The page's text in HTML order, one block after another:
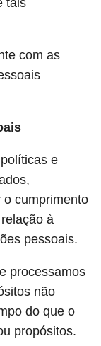
com as
e
o cumprimento
à
pessoais.
processamos
não
do que o
propósitos.